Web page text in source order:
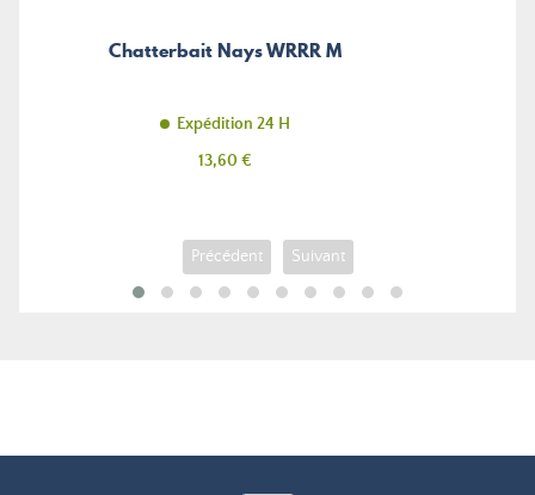
Chatterbait Nays WRRR M
Expédition 24 H
Prix
13,60 €
Précédent Suivant